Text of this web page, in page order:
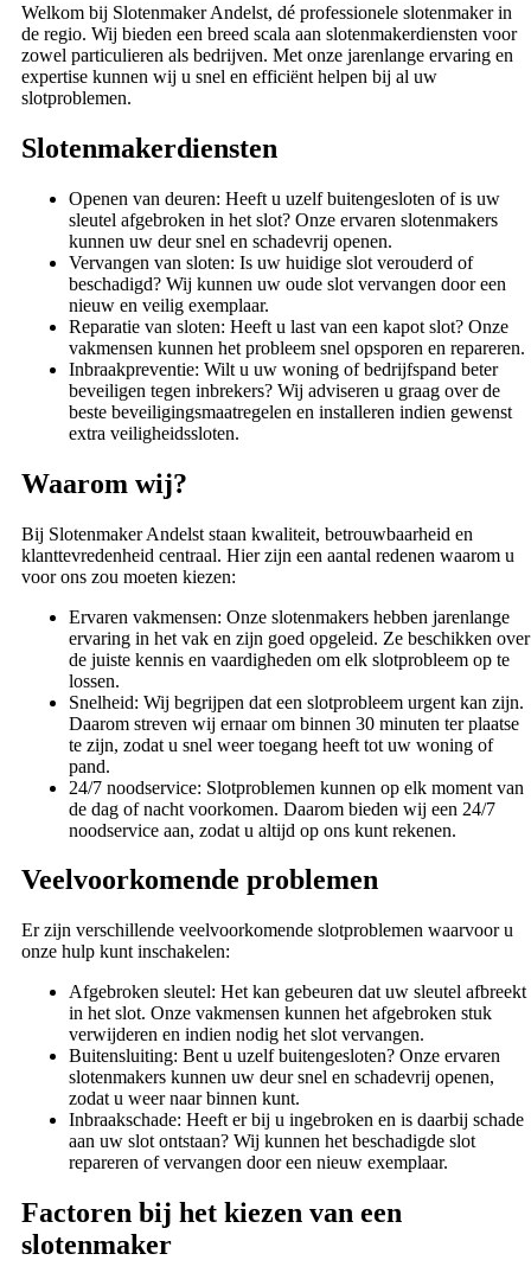
Welkom bij Slotenmaker Andelst, dé professionele slotenmaker in
de regio. Wij bieden een breed scala aan slotenmakerdiensten voor
zowel particulieren als bedrijven. Met onze jarenlange ervaring en
expertise kunnen wij u snel en efficiënt helpen bij al uw
slotproblemen.
Slotenmakerdiensten
Openen van deuren: Heeft u uzelf buitengesloten of is uw
sleutel afgebroken in het slot? Onze ervaren slotenmakers
kunnen uw deur snel en schadevrij openen.
Vervangen van sloten: Is uw huidige slot verouderd of
beschadigd? Wij kunnen uw oude slot vervangen door een
nieuw en veilig exemplaar.
Reparatie van sloten: Heeft u last van een kapot slot? Onze
vakmensen kunnen het probleem snel opsporen en repareren.
Inbraakpreventie: Wilt u uw woning of bedrijfspand beter
beveiligen tegen inbrekers? Wij adviseren u graag over de
beste beveiligingsmaatregelen en installeren indien gewenst
extra veiligheidssloten.
Waarom wij?
Bij Slotenmaker Andelst staan kwaliteit, betrouwbaarheid en
klanttevredenheid centraal. Hier zijn een aantal redenen waarom u
voor ons zou moeten kiezen:
Ervaren vakmensen: Onze slotenmakers hebben jarenlange
ervaring in het vak en zijn goed opgeleid. Ze beschikken over
de juiste kennis en vaardigheden om elk slotprobleem op te
lossen.
Snelheid: Wij begrijpen dat een slotprobleem urgent kan zijn.
Daarom streven wij ernaar om binnen 30 minuten ter plaatse
te zijn, zodat u snel weer toegang heeft tot uw woning of
pand.
24/7 noodservice: Slotproblemen kunnen op elk moment van
de dag of nacht voorkomen. Daarom bieden wij een 24/7
noodservice aan, zodat u altijd op ons kunt rekenen.
Veelvoorkomende problemen
Er zijn verschillende veelvoorkomende slotproblemen waarvoor u
onze hulp kunt inschakelen:
Afgebroken sleutel: Het kan gebeuren dat uw sleutel afbreekt
in het slot. Onze vakmensen kunnen het afgebroken stuk
verwijderen en indien nodig het slot vervangen.
Buitensluiting: Bent u uzelf buitengesloten? Onze ervaren
slotenmakers kunnen uw deur snel en schadevrij openen,
zodat u weer naar binnen kunt.
Inbraakschade: Heeft er bij u ingebroken en is daarbij schade
aan uw slot ontstaan? Wij kunnen het beschadigde slot
repareren of vervangen door een nieuw exemplaar.
Factoren bij het kiezen van een
slotenmaker